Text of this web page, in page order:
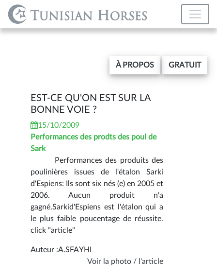
À PROPOS GRATUIT
EST-CE QU'ON EST SUR LA
BONNE VOIE ?
15/10/2009
Performances des prodts des poul de
Sark
Performances des produits des
poulinières issues de l'étalon Sarki
d'Espiens: Ils sont six nés (e) en 2005 et
2006. Aucun produit n'a
gagné.Sarkid'Espiens est l'étalon qui a
le plus faible poucentage de réussite.
click "article"
Auteur :A.SFAYHI
Voir la photo / l'article